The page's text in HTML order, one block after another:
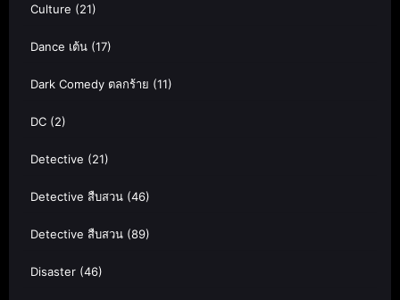
Culture (21)
Dance เต้น (17)
Dark Comedy ตลกร้าย (11)
DC (2)
Detective (21)
Detective สืบสวน (46)
Detective สืบสวน (89)
Disaster (46)